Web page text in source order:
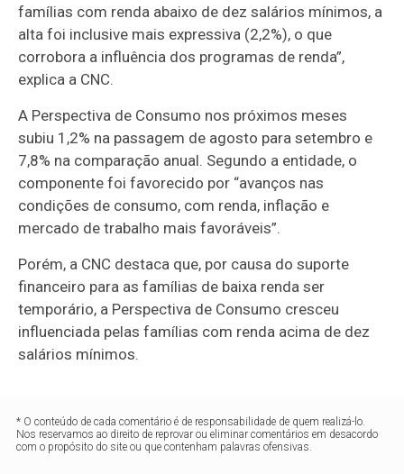
famílias com renda abaixo de dez salários mínimos, a
alta foi inclusive mais expressiva (2,2%), o que
corrobora a influência dos programas de renda”,
explica a CNC.
A Perspectiva de Consumo nos próximos meses
subiu 1,2% na passagem de agosto para setembro e
7,8% na comparação anual. Segundo a entidade, o
componente foi favorecido por “avanços nas
condições de consumo, com renda, inflação e
mercado de trabalho mais favoráveis”.
Porém, a CNC destaca que, por causa do suporte
financeiro para as famílias de baixa renda ser
temporário, a Perspectiva de Consumo cresceu
influenciada pelas famílias com renda acima de dez
salários mínimos.
* O conteúdo de cada comentário é de responsabilidade de quem realizá-lo.
Nos reservamos ao direito de reprovar ou eliminar comentários em desacordo
com o propósito do site ou que contenham palavras ofensivas.